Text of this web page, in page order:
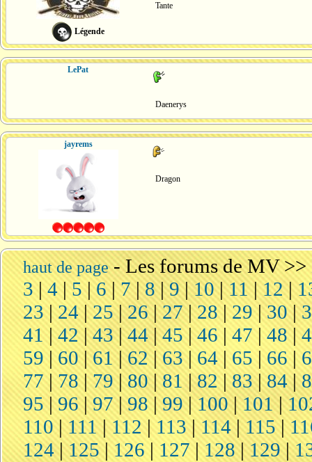
Légende
Tante
LePat
Daenerys
jayrems
Dragon
haut de page-Les forums de MV>>
3 |4 |5|6 |7|8|9|10|11 |12|
23|24|25|26|27|28|29|30|
41|42|43|44|45|46 |47 |48|
59 | 60|61|62|63| 64| 65 |66 |
77| 78|79|80|81|82|83 |84|
95|96|97|98 |99|100|101|
110 |111| 112 | 113| 114| 115|
124|125|126 | 127 |128|129|